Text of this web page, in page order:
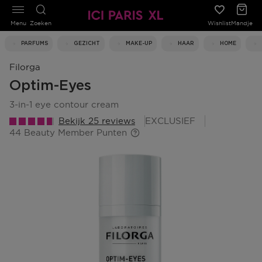
Zoeken WishlistMandje
PARFUMS GEZICHT MAKE-UP HAAR HOME
Menu
Filorga
Optim-Eyes
3-in-1 eye contour cream
Bekijk 25 reviews
EXCLUSIEF
44 Beauty Member Punten